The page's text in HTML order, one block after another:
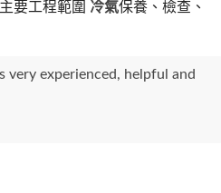
要工程範圍 冷氣保養、檢查、
very experienced, helpful and